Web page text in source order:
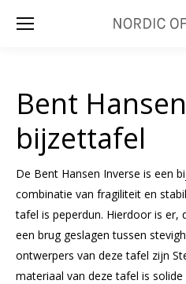
Bent
bijzettafel
De Bent Hansen Inverse is een
combinatie van fragiliteit en
tafel is peperdun. Hierdoor is
een brug geslagen tussen
ontwerpers van deze tafel zijn
materiaal van deze tafel is